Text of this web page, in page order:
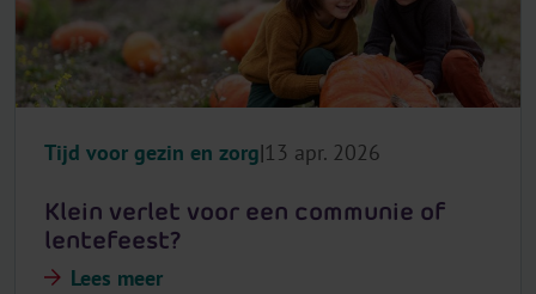
Tijd voor gezin en zorg 13 apr. 2026
Klein verlet voor een communie of
lentefeest?
Lees meer